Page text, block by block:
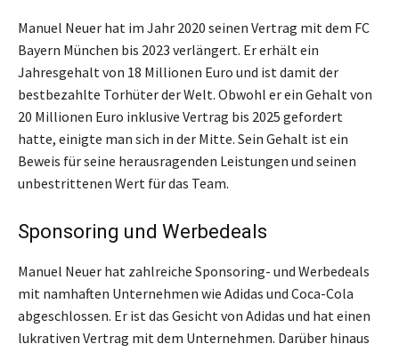
Manuel Neuer hat im Jahr 2020 seinen Vertrag mit dem FC
Bayern München bis 2023 verlängert. Er erhält ein
Jahresgehalt von 18 Millionen Euro und ist damit der
bestbezahlte Torhüter der Welt. Obwohl er ein Gehalt von
20 Millionen Euro inklusive Vertrag bis 2025 gefordert
hatte, einigte man sich in der Mitte. Sein Gehalt ist ein
Beweis für seine herausragenden Leistungen und seinen
unbestrittenen Wert für das Team.
Sponsoring und Werbedeals
Manuel Neuer hat zahlreiche Sponsoring- und Werbedeals
mit namhaften Unternehmen wie Adidas und Coca-Cola
abgeschlossen. Er ist das Gesicht von Adidas und hat einen
lukrativen Vertrag mit dem Unternehmen. Darüber hinaus